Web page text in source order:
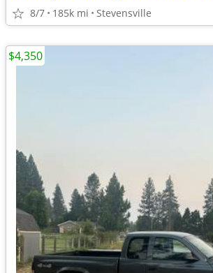
8/7 185k mi Stevensville
$4,350